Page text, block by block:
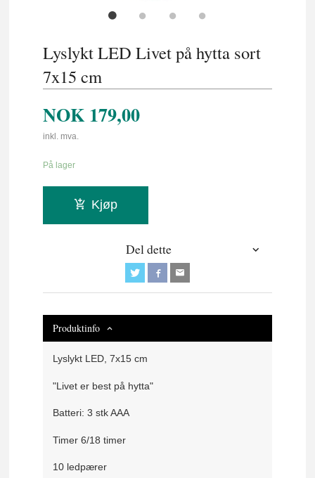
Lyslykt LED Livet på hytta sort
7x15 cm
NOK 179,00
inkl. mva.
På lager
Kjøp
Del dette
Produktinfo
Lyslykt LED, 7x15 cm
"Livet er best på hytta"
Batteri: 3 stk AAA
Timer 6/18 timer
10 ledpærer